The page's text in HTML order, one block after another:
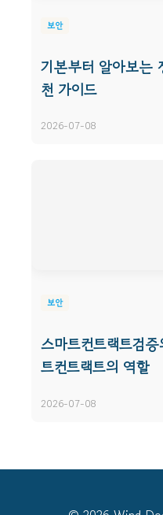
보안
기본부터 알아보는
천 가이드
2026-07-08
보안
스마트컨트랙트검
트컨트랙트의 역할
2026-07-08